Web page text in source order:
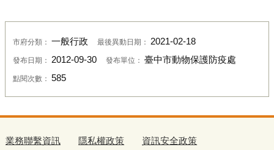
市府分類： 一般行政 最後異動日期： 2021-02-18
發布日期： 2012-09-30 發布單位： 臺中市動物保護防疫處
點閱次數： 585
業務聯繫資訊 隱私權政策 資訊安全政策